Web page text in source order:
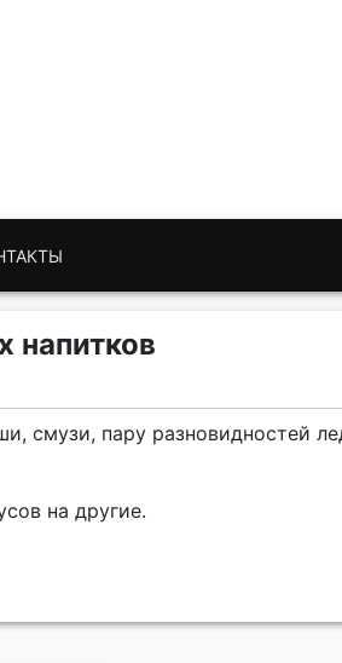
напитков
смузи, пару разновидностей
на другие.